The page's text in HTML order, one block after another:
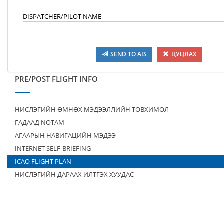
DISPATCHER/PILOT NAME
SEND TO AIS ЦУЦЛАХ
PRE/POST FLIGHT INFO
НИСЛЭГИЙН ӨМНӨХ МЭДЭЭЛЛИЙН ТОВХИМОЛ
ГАДААД NOTAM
АГААРЫН НАВИГАЦИЙН МЭДЭЭ
INTERNET SELF-BRIEFING
ICAO FLIGHT PLAN
НИСЛЭГИЙН ДАРААХ ИЛТГЭХ ХУУДАС